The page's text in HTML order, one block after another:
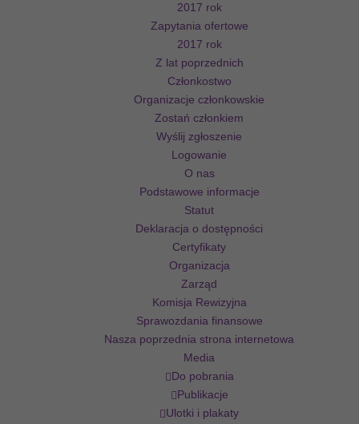
2017 rok
Zapytania ofertowe
2017 rok
Z lat poprzednich
Członkostwo
Organizacje członkowskie
Zostań członkiem
Wyślij zgłoszenie
Logowanie
O nas
Podstawowe informacje
Statut
Deklaracja o dostępności
Certyfikaty
Organizacja
Zarząd
Komisja Rewizyjna
Sprawozdania finansowe
Nasza poprzednia strona internetowa
Media
Do pobrania
Publikacje
Ulotki i plakaty